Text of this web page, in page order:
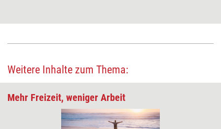
Weitere Inhalte zum Thema:
Mehr Freizeit, weniger Arbeit